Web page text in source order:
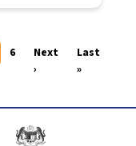
6
Next
›Next page
Last
»Last page